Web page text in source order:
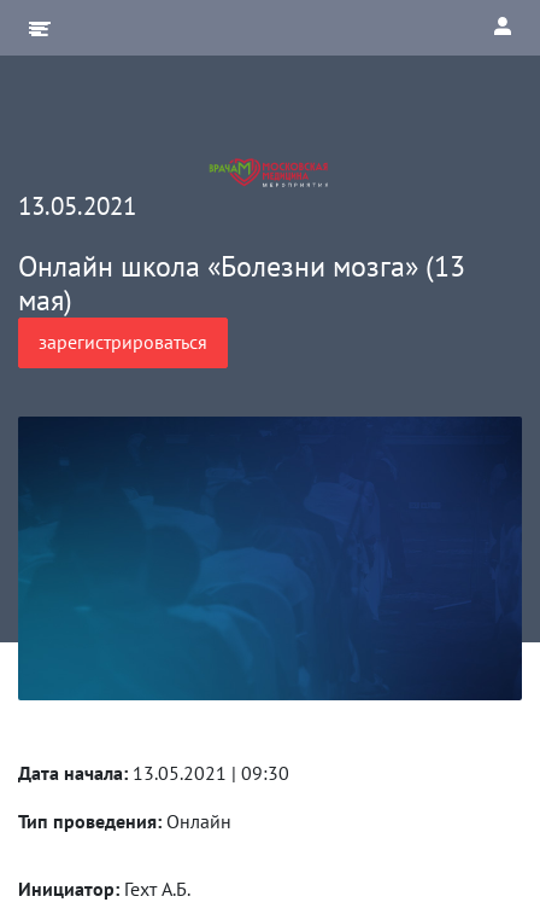
13.05.2021
Онлайн школа «Болезни мозга» (13
мая)
зарегистрироваться
Дата начала:
13.05.2021 | 09:30
Тип проведения: Онлайн
Инициатор: Гехт А.Б.